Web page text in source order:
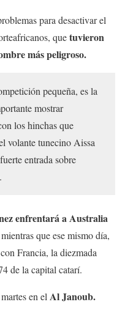
para desactivar el
quetuvieron
más peligroso.
pequeña, es la
mostrar
los hinchas que
volante tunecino Aissa
entrada sobre
enfrentará a Australia
mientras que ese mismo día,
Francia, la diezmada
de la capital catarí.
en el Al Janoub.